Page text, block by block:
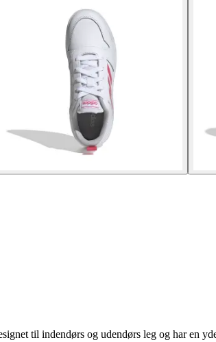
til indendørs og udendørs leg og har en